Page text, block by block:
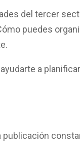
del tercer
puedes
a
publicación